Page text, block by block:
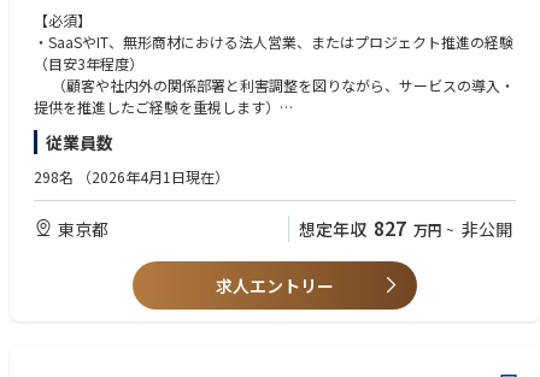
■職務内容
入社後は、電力業界の知識を基礎から習得していただくところからスター
トします。
その後、大型の蓄電池の導入に向けた収益シミュレーションや、エネルギ
ー管理システムを用いた稼働モニタリングなど、実務を通じて専門性を磨
主な業務は以下の通りです。
１、大型蓄電池や太陽光発電向け蓄電池の導入・運用支援
顧客への見積書作成、各種契約の締結対応、システムの試運転実施、
市場参入に向けた審査対応、システムへの登録手続きなど
２、新たな電力市場への参入に向けたシステム（SaaS）提供、運用代行サ
ービスの商談支援
【必須】
・SaaSやIT、無形商材における法人営業、またはプロジェクト推進の経験
（目安3年程度）
（顧客や社内外の関係部署と利害調整を図りながら、サービスの導入・
提供を推進したご経験を重視します）
・未知の領域に対する高い学習意欲
（変化の激しいエネルギー業界のルールや新しい技術に対して、自ら
積極的に学びキャッチアップできる方）
【歓迎】
・論理的思考力とアウトプット力 （国の制度やガイドラインを正確に読み
解き、分かりやすく顧客への提案や社内の運用ルールに落とし込める力）
・電力ビジネスや新たな電力取引市場に関する基礎知識
従業員数
298名 （2026年4月1日現在）
東京都 想定年収 827 万円 ~ 非公開
求人エントリー